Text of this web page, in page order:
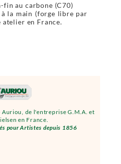
de l'entreprise G.M.A. et
en France.
pour Artistes depuis 1856
au carbone (C70)
la main (forge libre par
atelier en France.